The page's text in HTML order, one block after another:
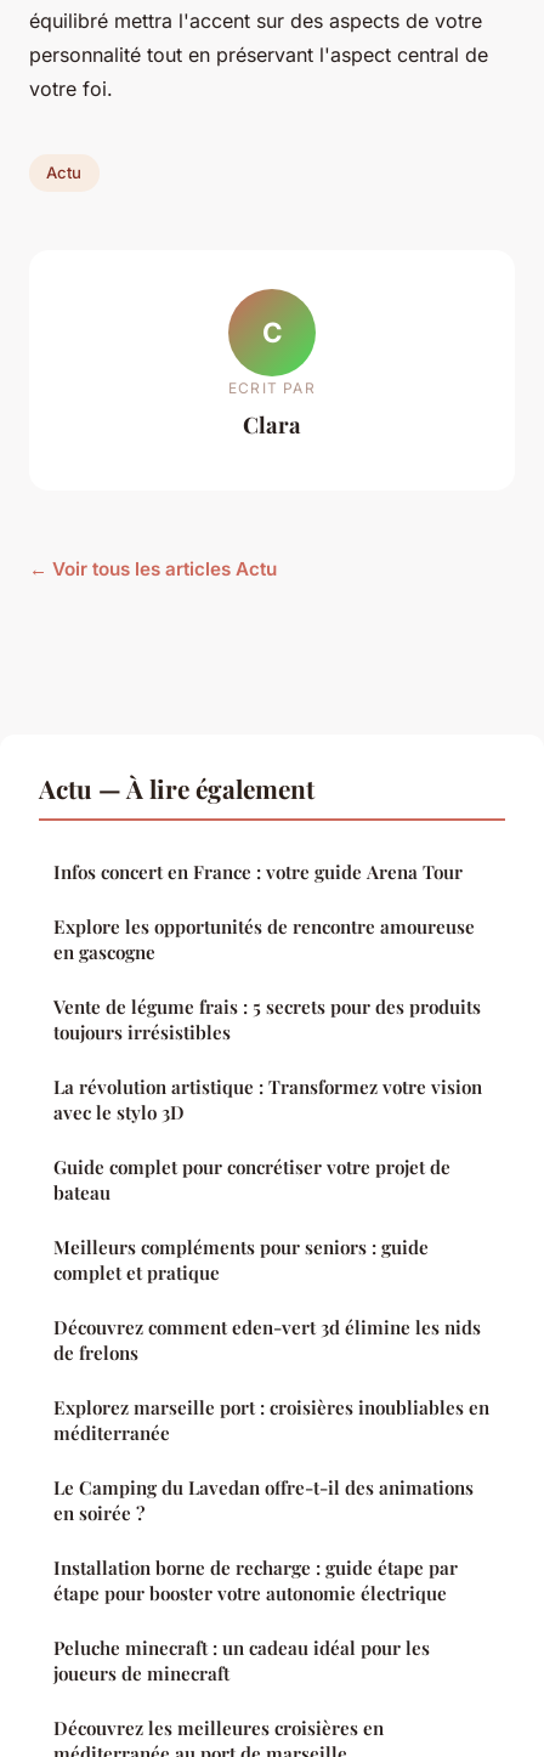
équilibré mettra l'accent sur des aspects de votre
personnalité tout en préservant l'aspect central de
votre foi.
Actu
C
ECRIT PAR
Clara
← Voir tous les articles Actu
Actu — À lire également
Infos concert en France : votre guide Arena Tour
Explore les opportunités de rencontre amoureuse
en gascogne
Vente de légume frais : 5 secrets pour des produits
toujours irrésistibles
La révolution artistique : Transformez votre vision
avec le stylo 3D
Guide complet pour concrétiser votre projet de
bateau
Meilleurs compléments pour seniors : guide
complet et pratique
Découvrez comment eden-vert 3d élimine les nids
de frelons
Explorez marseille port : croisières inoubliables en
méditerranée
Le Camping du Lavedan offre-t-il des animations
en soirée ?
Installation borne de recharge : guide étape par
étape pour booster votre autonomie électrique
Peluche minecraft : un cadeau idéal pour les
joueurs de minecraft
Découvrez les meilleures croisières en